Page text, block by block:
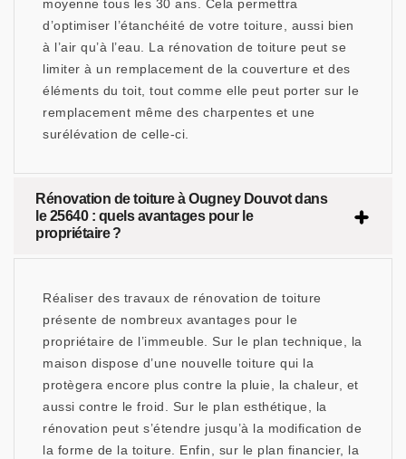
moyenne tous les 30 ans. Cela permettra
d’optimiser l’étanchéité de votre toiture, aussi bien
à l’air qu’à l’eau. La rénovation de toiture peut se
limiter à un remplacement de la couverture et des
éléments du toit, tout comme elle peut porter sur le
remplacement même des charpentes et une
surélévation de celle-ci.
Rénovation de toiture à Ougney Douvot dans
le 25640 : quels avantages pour le
propriétaire ?
Réaliser des travaux de rénovation de toiture
présente de nombreux avantages pour le
propriétaire de l’immeuble. Sur le plan technique, la
maison dispose d’une nouvelle toiture qui la
protègera encore plus contre la pluie, la chaleur, et
aussi contre le froid. Sur le plan esthétique, la
rénovation peut s’étendre jusqu’à la modification de
la forme de la toiture. Enfin, sur le plan financier, la